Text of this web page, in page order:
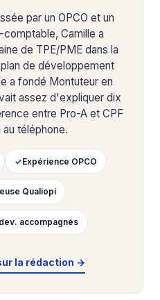
par un OPCO et un
Camille a
de TPE/PME dans la
de développement
a fondé Montuteur en
assez d'expliquer dix
entre Pro-A et CPF
téléphone.
✓Expérience OPCO
Qualiopi
accompagnés
la rédaction →